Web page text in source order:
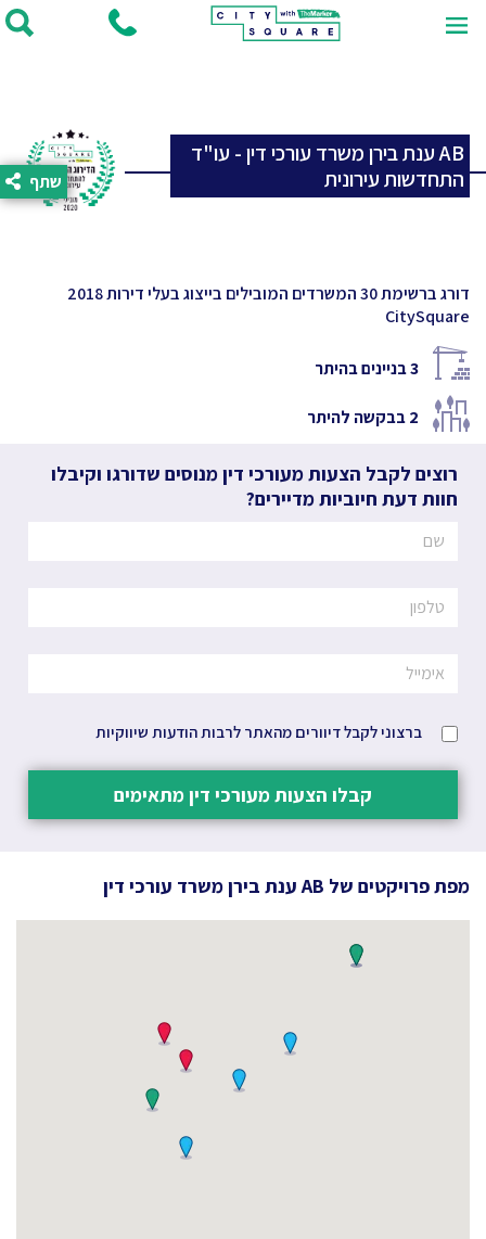
AB ענת בירן משרד עורכי דין - עו"ד
התחדשות עירונית
שתף
דורג ברשימת 30 המשרדים המובילים בייצוג בעלי דירות 2018
CitySquare
3בניינים בהיתר
2בבקשה להיתר
רוצים לקבל הצעות מעורכי דין מנוסים שדורגו וקיבלו
חוות דעת חיוביות מדיירים?
ברצוני לקבל דיוורים מהאתר לרבות הודעות שיווקיות
קבלו הצעות מעורכי דין מתאימים
מפת פרויקטים של AB ענת בירן משרד עורכי דין